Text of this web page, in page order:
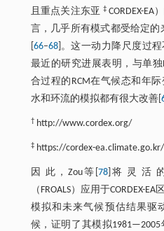
且重点关注东亚 ‡CORDEX-EA
言，几乎所有模式都受给定的
66–68]。这一动力降尺度过程
最近的研究进展表明，与单
合过程的RCM在气候态和年
水和环流的模拟都有很大改善[
† http://www.cordex.org/
‡https://cordex-ea.climate.go.kr/
因 此，Zou等[ 78]将 灵 活
（FROALS）应用于CORDEX-
模拟和未来气候预估结果驱
候，证明了其模拟